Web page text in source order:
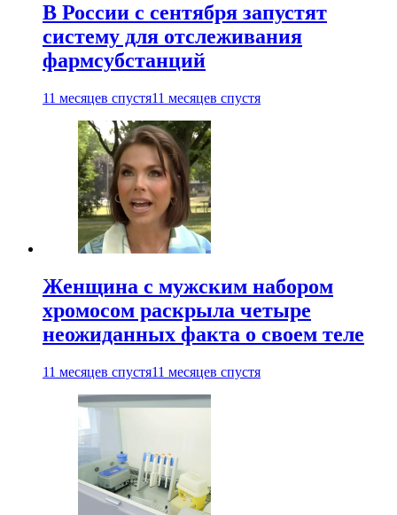
В России с сентября запустят
систему для отслеживания
фармсубстанций
11 месяцев спустя11 месяцев спустя
Женщина с мужским набором
хромосом раскрыла четыре
неожиданных факта о своем теле
11 месяцев спустя11 месяцев спустя